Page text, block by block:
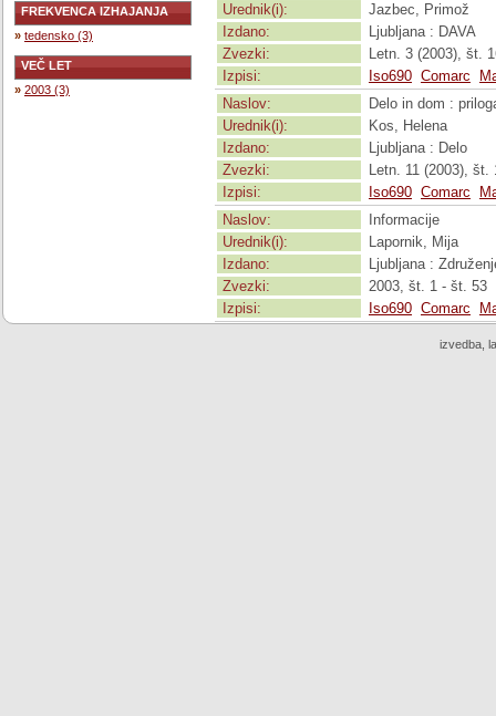
FREKVENCA IZHAJANJA
» tedensko (3)
VEČ LET
» 2003 (3)
Urednik(i):
Jazbec, Primož
Izdano:
Ljubljana : DAVA
Zvezki:
Letn. 3 (2003), št.
Izpisi:
Iso690 Comarc
Naslov:
Delo in dom :
Urednik(i):
Kos, Helena
Izdano:
Ljubljana : Delo
Zvezki:
Letn. 11 (2003), št.
Izpisi:
Iso690 Comarc
Naslov:
Informacije
Urednik(i):
Lapornik, Mija
Izdano:
Ljubljana :
Zvezki:
2003, št. 1 - št. 53
Izpisi:
Iso690 Comarc
izvedba,